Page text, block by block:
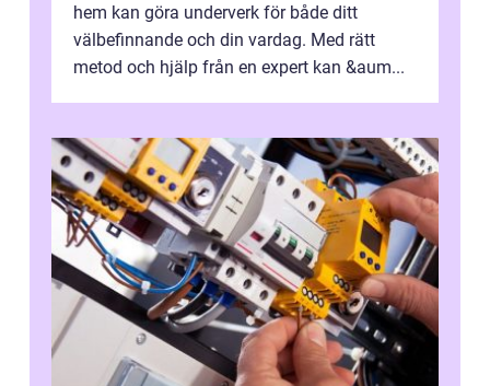
hem kan göra underverk för både ditt
välbefinnande och din vardag. Med rätt
metod och hjälp från en expert kan &aum...